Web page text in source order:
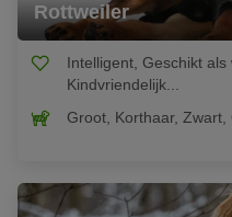
Rottweiler
Intelligent, Geschikt als
Kindvriendelijk...
Groot, Korthaar, Zwart,